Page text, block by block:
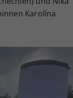
Karolína